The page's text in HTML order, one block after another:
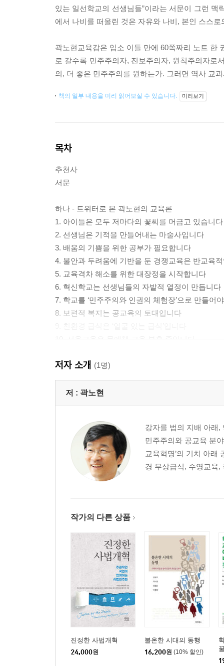
있는 일선학교의 선생님들”이라는 서문이 그런
에서 나비를 떠올린 것은 자유와 나비, 본인 스스
곽노현교육감은 입소 이틀 만에 60쪽짜리 노트 한
로 갈수록 민주주의자, 진보주의자, 원칙주의자로
의, 더 좋은 민주주의를 원하는가. 그러면 역사 교
책의 일부 내용을 미리 읽어보실 수 있습니다. 미리보기
목차
추천사
서문
하나 - 트위터로 본 곽노현의 교육론
1. 아이들은 모두 저마다의 꽃씨를 머금고 있습니다
2. 선생님은 기적을 만들어내는 마술사입니다
3. 배움의 기쁨을 위한 공부가 필요합니다
4. 불안과 두려움에 기반을 둔 경쟁교육은 반교육
5. 교육격차 해소를 위한 대장정을 시작합니다
6. 혁신학교는 선생님들의 자발적 열정이 만듭니다
7. 학교를 ‘민주주의와 인권의 체험장’으로 만들어
8. 보편적 복지는 공교육의 토대입니다
10. 서울교육은 문예체 교육 부흥 중입니다
12. 차별의 시선을 걷어내면 그들만의 가치가 보입
13. 보다 정의로운 세상을 향한 행진을 멈추지 않겠
14. 교육행정의 시발과 종점은 학교현장입니다
17. 이 책을 읽고 있습니다
18. 길이 끝난 곳에서도 길이 있습니다
19. 진실과 정의에 대한 단단한 믿음이 솟아납니다
둘 - 옥중에서 보낸 편지
세 번째 노트 - 다섯 번째 편지 / 여섯 번째 편지 / 일
저자 소개 (1명)
저 : 곽노현
강자를 법의 지배 아래,
민주주의와 공교육 분
교육혁명’의 기치 아래
경 무상급식, 수영교육,
작가의 다른 상품
진정한 사법개혁
24,000원
불온한 시대의 동행
16,200원 (10% 할인)